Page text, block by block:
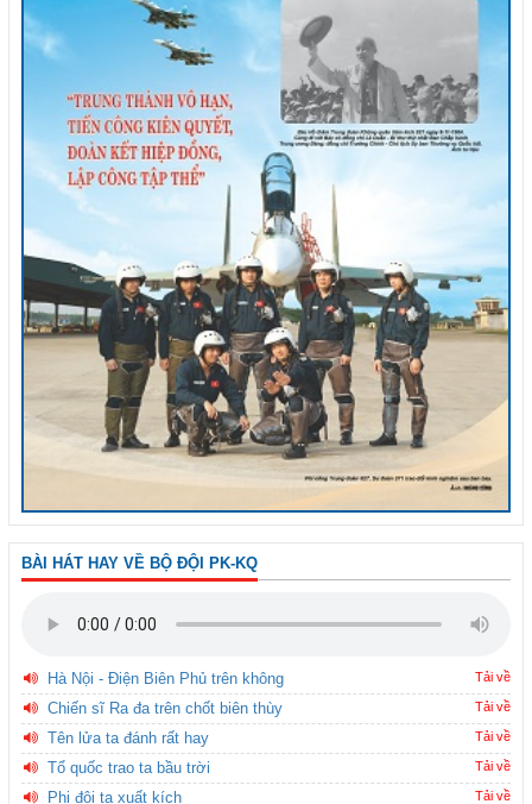
BÀI HÁT HAY VỀ BỘ ĐỘI PK-KQ
Hà Nội - Điện Biên Phủ trên không Tải về
Chiến sĩ Ra đa trên chốt biên thùy Tải về
Tên lửa ta đánh rất hay Tải về
Tổ quốc trao ta bầu trời Tải về
Phi đội ta xuất kích Tải về